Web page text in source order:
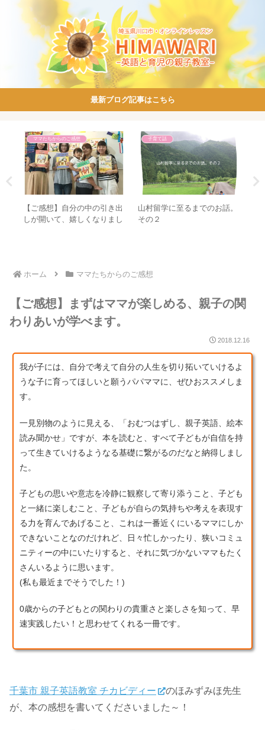
最新ブログ記事はこちら
ママたちからのご感想
【ご感想】自分の中の引き出
しが開いて、嬉しくなりまし
子育て話
山村留学に至るまでのお話。
その２
ホーム ママたちからのご感想
【ご感想】まずはママが楽しめる、親子の関
わりあいが学べます。
2018.12.16
我が子には、自分で考えて自分の人生を切り拓いていけるよ
うな子に育ってほしいと願うパパママに、ぜひおススメしま
す。
一見別物のように見える、「おむつはずし、親子英語、絵本
読み聞かせ」ですが、本を読むと、すべて子どもが自信を持
って生きていけるようなる基礎に繋がるのだなと納得しまし
た。
子どもの思いや意志を冷静に観察して寄り添うこと、子ども
と一緒に楽しむこと、子どもが自らの気持ちや考えを表現す
る力を育んであげること、これは一番近くにいるママにしか
できないことなのだけれど、日々忙しかったり、狭いコミュ
ニティーの中にいたりすると、それに気づかないママもたく
さんいるように思います。
(私も最近までそうでした！)
0歳からの子どもとの関わりの貴重さと楽しさを知って、早
速実践したい！と思わせてくれる一冊です。
千葉市 親子英語教室 チカビディー
のほみずみほ先生
が、本の感想を書いてくださいました～！